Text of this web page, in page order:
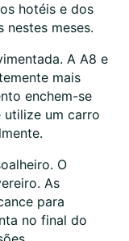
hotéis e dos
nestes meses.
A A8 e
mais
enchem-se
utilize um carro
O
As
para
no final do